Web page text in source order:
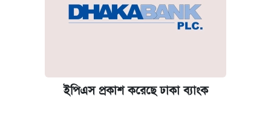
ইপিএস প্রকাশ করেছে ঢাকা ব্যাংক